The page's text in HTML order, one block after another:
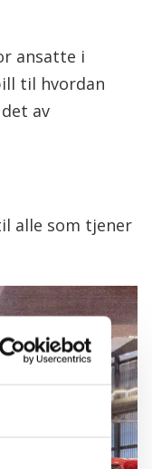
ansatte i
til hvordan
av
alle som tjener